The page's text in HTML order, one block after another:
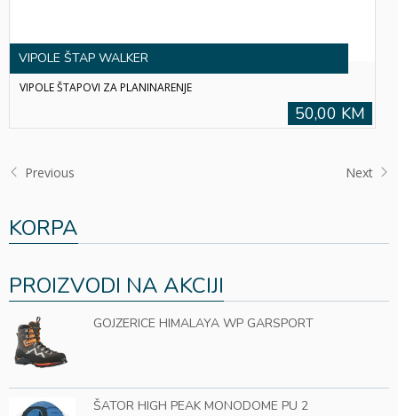
VIPOLE ŠTAP WALKER
VIPOLE ŠTAPOVI ZA PLANINARENJE
50,00 KM
Previous Next
KORPA
PROIZVODI NA AKCIJI
GOJZERICE HIMALAYA WP GARSPORT
ŠATOR HIGH PEAK MONODOME PU 2